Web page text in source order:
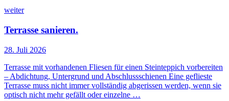
weiter
Terrasse sanieren.
28. Juli 2026
Terrasse mit vorhandenen Fliesen für einen Steinteppich vorbereiten
– Abdichtung, Untergrund und Abschlussschienen Eine geflieste
Terrasse muss nicht immer vollständig abgerissen werden, wenn sie
optisch nicht mehr gefällt oder einzelne …